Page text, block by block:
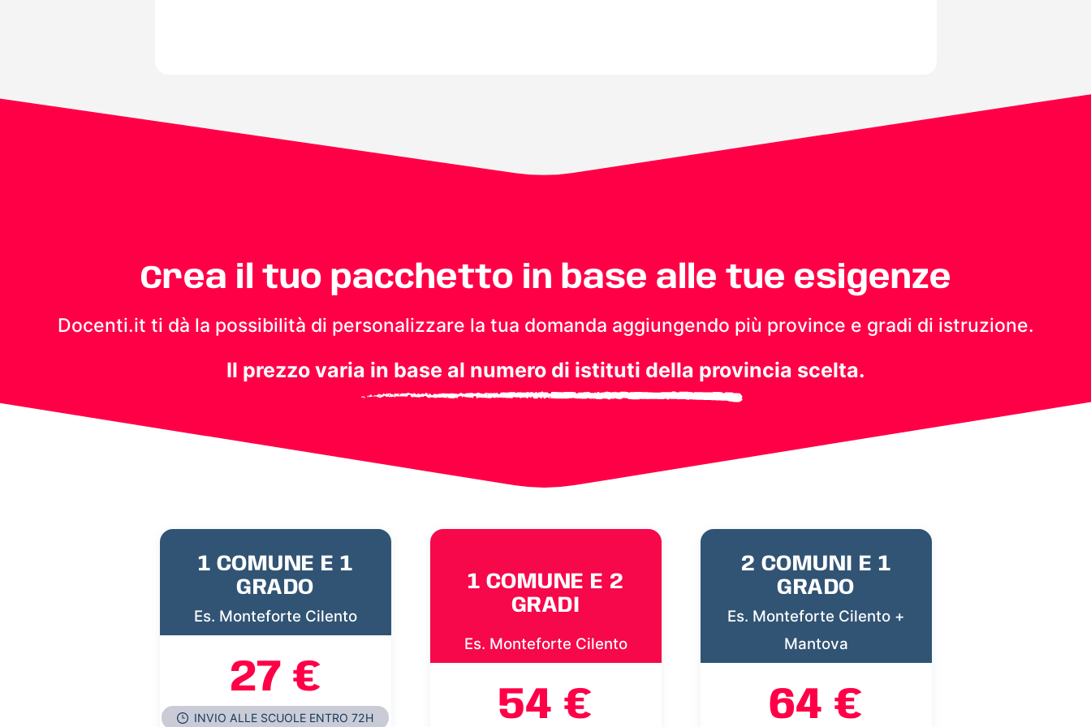
Crea il tuo pacchetto in base alle tue esigenze
Docenti.it ti dà la possibilità di personalizzare la tua domanda aggiungendo più province e gradi di istruzione.
Il prezzo varia in base al numero di istituti della provincia scelta.
1 COMUNE E 1
GRADO
Es. Monteforte Cilento
27 €
INVIO ALLE SCUOLE ENTRO 72H
1 COMUNE E 2
GRADI
Es. Monteforte Cilento
54 €
2 COMUNI E 1
GRADO
Es. Monteforte Cilento +
Mantova
64 €